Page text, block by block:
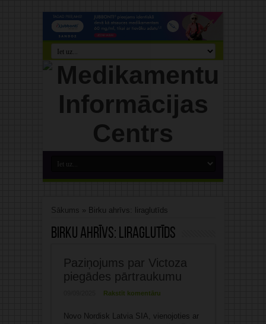
Sākums » Birku ahrīvs: liraglutīds
Birku ahrīvs: liraglutīds
Paziņojums par Victoza
piegādes pārtraukumu
Rakstīt komentāru
Novo Nordisk Latvia SIA, vienojoties ar